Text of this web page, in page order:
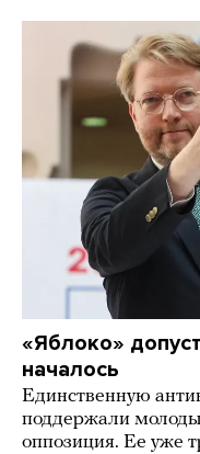
«Яблоко»
началось
Единственную
поддержали
оппозиция. Ее уже